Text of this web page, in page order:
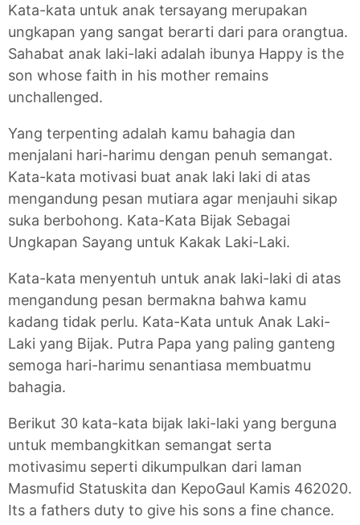
Kata-kata untuk anak tersayang merupakan
ungkapan yang sangat berarti dari para orangtua.
Sahabat anak laki-laki adalah ibunya Happy is the
son whose faith in his mother remains
unchallenged.
Yang terpenting adalah kamu bahagia dan
menjalani hari-harimu dengan penuh semangat.
Kata-kata motivasi buat anak laki laki di atas
mengandung pesan mutiara agar menjauhi sikap
suka berbohong. Kata-Kata Bijak Sebagai
Ungkapan Sayang untuk Kakak Laki-Laki.
Kata-kata menyentuh untuk anak laki-laki di atas
mengandung pesan bermakna bahwa kamu
kadang tidak perlu. Kata-Kata untuk Anak Laki-
Laki yang Bijak. Putra Papa yang paling ganteng
semoga hari-harimu senantiasa membuatmu
bahagia.
Berikut 30 kata-kata bijak laki-laki yang berguna
untuk membangkitkan semangat serta
motivasimu seperti dikumpulkan dari laman
Masmufid Statuskita dan KepoGaul Kamis 462020.
Its a fathers duty to give his sons a fine chance.